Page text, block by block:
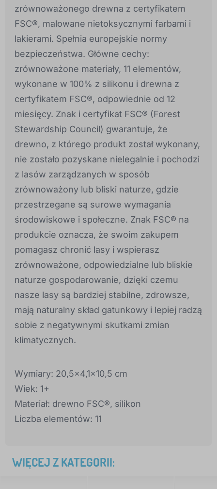
zrównoważonego drewna z certyfikatem
FSC®, malowane nietoksycznymi farbami i
lakierami. Spełnia europejskie normy
bezpieczeństwa. Główne cechy:
zrównoważone materiały, 11 elementów,
wykonane w 100% z silikonu i drewna z
certyfikatem FSC®, odpowiednie od 12
miesięcy. Znak i certyfikat FSC® (Forest
Stewardship Council) gwarantuje, że
drewno, z którego produkt został wykonany,
nie zostało pozyskane nielegalnie i pochodzi
z lasów zarządzanych w sposób
zrównoważony lub bliski naturze, gdzie
przestrzegane są surowe wymagania
środowiskowe i społeczne. Znak FSC® na
produkcie oznacza, że swoim zakupem
pomagasz chronić lasy i wspierasz
zrównoważone, odpowiedzialne lub bliskie
naturze gospodarowanie, dzięki czemu
nasze lasy są bardziej stabilne, zdrowsze,
mają naturalny skład gatunkowy i lepiej radzą
sobie z negatywnymi skutkami zmian
klimatycznych.
Wymiary: 20,5x4,1x10,5 cm
Wiek: 1+
Materiał: drewno FSC®, silikon
Liczba elementów: 11
WIĘCEJ Z KATEGORII: